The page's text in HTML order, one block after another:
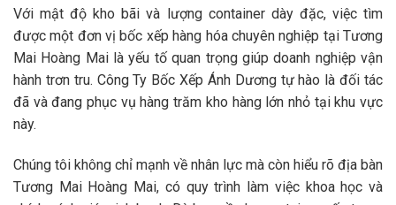
Với mật độ kho bãi và lượng container dày đặc, việc tìm
được một đơn vị bốc xếp hàng hóa chuyên nghiệp tại Tương
Mai Hoàng Mai là yếu tố quan trọng giúp doanh nghiệp vận
hành trơn tru. Công Ty Bốc Xếp Ánh Dương tự hào là đối tác
đã và đang phục vụ hàng trăm kho hàng lớn nhỏ tại khu vực
này.
Chúng tôi không chỉ mạnh về nhân lực mà còn hiểu rõ địa bàn
Tương Mai Hoàng Mai, có quy trình làm việc khoa học và